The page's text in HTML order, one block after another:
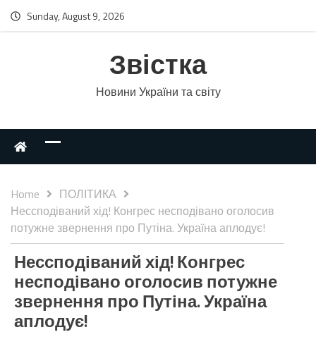
Sunday, August 9, 2026
Звістка
Новини України та світу
Home
ПОЛІТИКА
Нессподіваний хід! Конгрес несподівано оголосив
потужне звернення про Путіна. Україна аплодує!
Нессподіваний хід! Конгрес
несподівано оголосив потужне
звернення про Путіна. Україна
аплодує!